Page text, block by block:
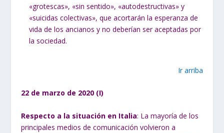
«grotescas», «sin sentido», «autodestructivas» y
«suicidas colectivas», que acortarán la esperanza de
vida de los ancianos y no deberían ser aceptadas por
la sociedad.
Ir arriba
22 de marzo de 2020 (I)
Respecto a la situación en Italia: La mayoría de los
principales medios de comunicación volvieron a